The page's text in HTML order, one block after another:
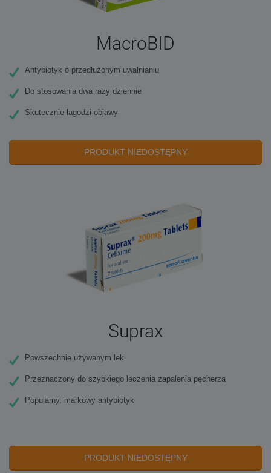
MacroBID
Antybiotyk o przedłużonym uwalnianiu
Do stosowania dwa razy dziennie
Skutecznie łagodzi objawy
PRODUKT NIEDOSTĘPNY
Suprax
Powszechnie używanym lek
Przeznaczony do szybkiego leczenia zapalenia pęcherza
Popularny, markowy antybiotyk
PRODUKT NIEDOSTĘPNY